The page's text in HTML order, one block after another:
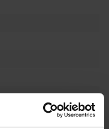
Power Lead 3c